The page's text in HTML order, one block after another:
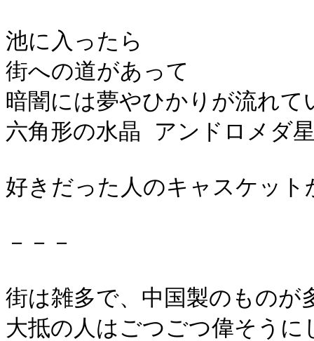
池に入ったら
街への道があって
暗闇には夢やひかりが流れて
六角形の水晶 アンドロメダ
好きだった人のキャスケット
－－－
街は雑多で、中国製のものが
大抵の人はごつごつ偉そうに